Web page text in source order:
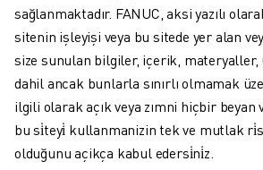
sağlanmaktadır. FANUC, aksi yazılı
sitenin işleyişi veya bu sitede yer alan
size sunulan bilgiler, içerik, materyaller,
dahil ancak bunlarla sınırlı olmamak
ilgili olarak açık veya zımni hiçbir beyan
bu si̇teyi̇ kullanmanizin tek ve mutlak
olduğunu açikça kabul edersi̇ni̇z.